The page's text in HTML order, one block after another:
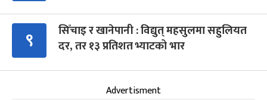
९
सिँचाइ र खानेपानी : विद्युत् महसुलमा सहुलियत
दर, तर १३ प्रतिशत भ्याटको भार
Advertisment